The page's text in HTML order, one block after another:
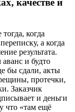
качестве и
когда
а когда
результата.
аванс и будто
бы сдали, акты
протечки,
Заказчик
и деньги
что «там ещё